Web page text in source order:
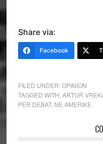
Share via:
Facebook
FILED UNDER:OPINION
TAGGED WITH:ARTUR
PER DEBAT, NE AMERIKE